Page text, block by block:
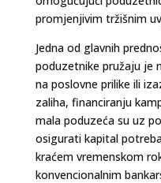
promjenjivim tržišnim
Jedna od glavnih
poduzetnike pružaju je
na poslovne prilike ili
zaliha, financiranju
mala poduzeća su uz
osigurati kapital
kraćem vremenskom
konvencionalnim